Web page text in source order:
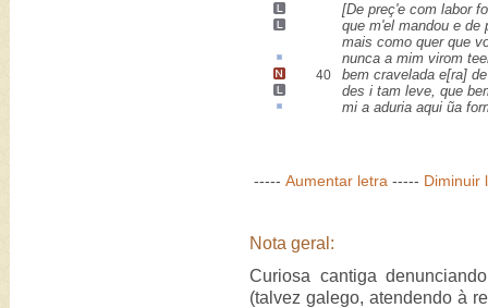
[De preç'e com labor
que m'el mandou e de
mais como quer que
nunca a mim virom
40
bem cravelada e[ra]
des i tam leve, que
mi a aduria aqui ũa
----- Aumentar letra ----- Diminuir
Nota geral:
Curiosa cantiga
(talvez galego, atendendo à